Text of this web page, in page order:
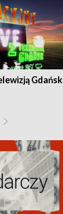
Gdańsk